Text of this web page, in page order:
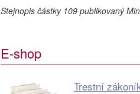
Stejnopis částky 109 publikovaný
E-shop
Trestní